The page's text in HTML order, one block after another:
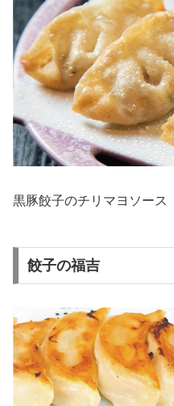
黒豚餃子のチリマヨソース
餃子の福吉